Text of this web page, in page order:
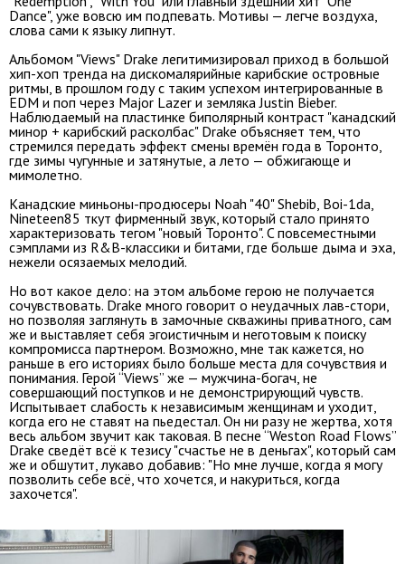
Dance", уже вовсю им подпевать. Мотивы — легче воздуха,
слова сами к языку липнут.
Альбомом "Views" Drake легитимизировал приход в большой
хип-хоп тренда на дискомалярийные карибские островные
ритмы, в прошлом году с таким успехом интегрированные в
EDM и поп через Major Lazer и земляка Justin Bieber.
Наблюдаемый на пластинке биполярный контраст "канадский
минор + карибский расколбас" Drake объясняет тем, что
стремился передать эффект смены времён года в Торонто,
где зимы чугунные и затянутые, а лето — обжигающе и
мимолетно.
Канадские миньоны-продюсеры Noah "40" Shebib, Boi-1da,
Nineteen85 ткут фирменный звук, который стало принято
характеризовать тегом "новый Торонто". C повсеместными
сэмплами из R&B-классики и битами, где больше дыма и эха,
нежели осязаемых мелодий.
Но вот какое дело: на этом альбоме герою не получается
сочувствовать. Drake много говорит о неудачных лав-стори,
но позволяя заглянуть в замочные скважины приватного, сам
же и выставляет себя эгоистичным и неготовым к поиску
компромисса партнером. Возможно, мне так кажется, но
раньше в его историях было больше места для сочувствия и
понимания. Герой “Views” же — мужчина-богач, не
совершающий поступков и не демонстрирующий чувств.
Испытывает слабость к независимым женщинам и уходит,
когда его не ставят на пьедестал. Он ни разу не жертва, хотя
весь альбом звучит как таковая. В песне “Weston Road Flows”
Drake сведёт всё к тезису "счастье не в деньгах", который сам
же и обшутит, лукаво добавив: "Но мне лучше, когда я могу
позволить себе всё, что хочется, и накуриться, когда
захочется".